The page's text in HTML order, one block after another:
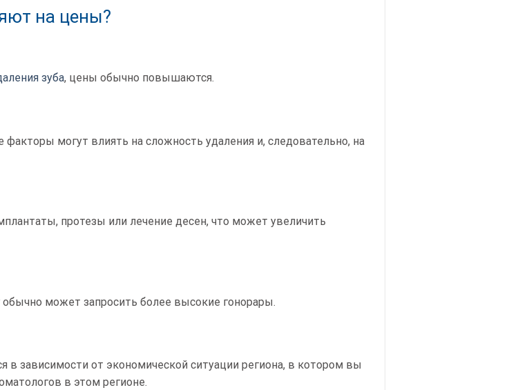
на цены?
зуба, цены обычно повышаются.
факторы могут влиять на сложность удаления и, следовательно, на
протезы или лечение десен, что может увеличить
может запросить более высокие гонорары.
в зависимости от экономической ситуации региона, в котором вы
в этом регионе.